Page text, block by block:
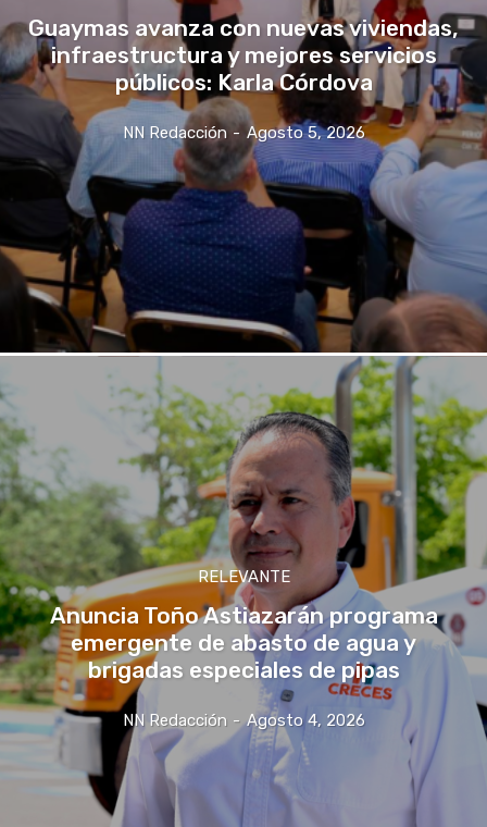
Guaymas avanza con nuevas viviendas,
infraestructura y mejores servicios
públicos: Karla Córdova
NN Redacción - Agosto 5, 2026
RELEVANTE
Anuncia Toño Astiazarán programa
emergente de abasto de agua y
brigadas especiales de pipas
NN Redacción - Agosto 4, 2026